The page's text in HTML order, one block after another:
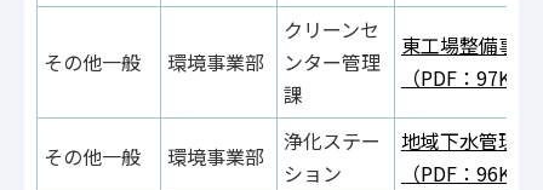
その他一般 環境事業部
クリーンセ
ンター管理
課
東工場整備事業
（PDF：97KB）
その他一般 環境事業部
浄化ステー
ション
地域下水管理
（PDF：96KB）